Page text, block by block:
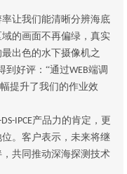
率让我们能清晰分辨海底
的画面不再偏绿，真实
出色的水下摄像机之
到好评：“通过WEB端调
幅提升了我们的作业效
IPCE产品力的肯定，更
。客户表示，未来将继
共同推动深海探测技术